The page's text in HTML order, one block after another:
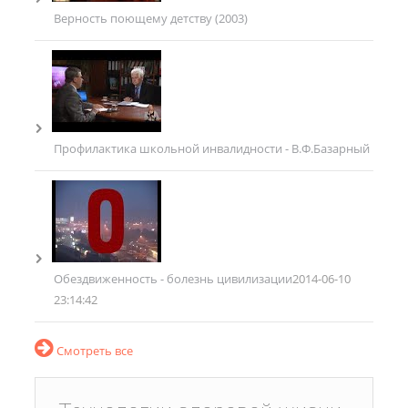
Верность поющему детству (2003)
Профилактика школьной инвалидности - В.Ф.Базарный
Обездвиженность - болезнь цивилизации2014-06-10
23:14:42
Смотреть все